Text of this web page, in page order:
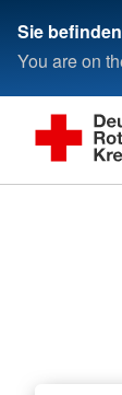
Sie
You are on